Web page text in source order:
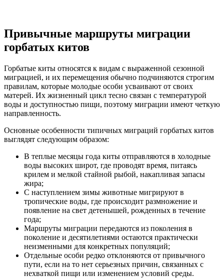
Привычные маршруты миграции
горбатых китов
Горбатые киты относятся к видам с выраженной сезонной
миграцией, и их перемещения обычно подчиняются строгим
правилам, которые молодые особи усваивают от своих
матерей. Их жизненный цикл тесно связан с температурой
воды и доступностью пищи, поэтому миграции имеют четкую
направленность.
Основные особенности типичных миграций горбатых китов
выглядят следующим образом:
В теплые месяцы года киты отправляются в холодные
воды высоких широт, где проводят время, питаясь
крилем и мелкой стайной рыбой, накапливая запасы
жира;
С наступлением зимы животные мигрируют в
тропические воды, где происходит размножение и
появление на свет детенышей, рожденных в течение
года;
Маршруты миграции передаются из поколения в
поколение и десятилетиями остаются практически
неизменными для конкретных популяций;
Отдельные особи редко отклоняются от привычного
пути, если на то нет серьезных причин, связанных с
нехваткой пищи или изменением условий среды.